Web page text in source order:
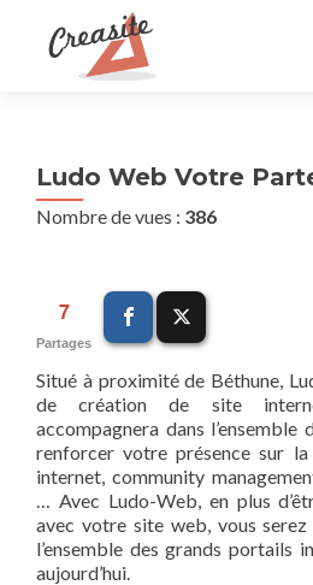
Ludo Web Votre
Nombre de vues : 386
7
Partages
Situé à proximité de Béthune,
de création de site
accompagnera dans l’ensemble
renforcer votre présence sur
internet, community
… Avec Ludo-Web, en plus
avec votre site web, vous
l’ensemble des grands portails
aujourd’hui.